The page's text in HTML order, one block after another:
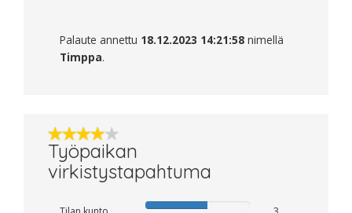
Palaute annettu 18.12.2023 14:21:58 nimellä
Timppa.
Työpaikan
virkistystapahtuma